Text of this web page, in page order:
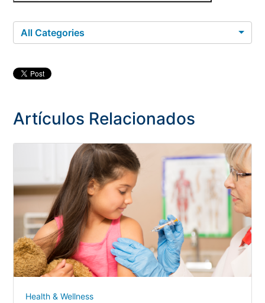
All Categories
Artículos Relacionados
Health & Wellness